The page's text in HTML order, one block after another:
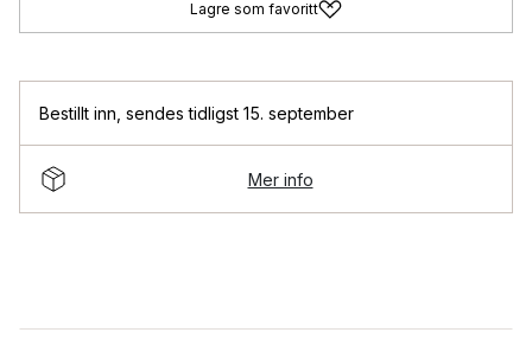
Lagre som favoritt
Bestillt inn sendes tidligst 15. september
Mer info